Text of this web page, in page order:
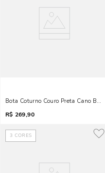
Bota Coturno Couro Preta Cano Baixo
R$ 269,90
3 CORES